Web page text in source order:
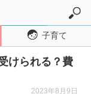
子育て
けられる？費
2023年8月9日